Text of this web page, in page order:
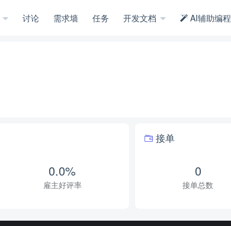
讨论 需求墙 任务 开发文档 AI辅助编程
0.0%
雇主好评率
接单
0
接单总数